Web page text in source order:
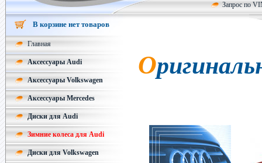
Запрос по
В корзине нет товаров
Главная
Аксессуары Audi
Аксессуары Volkswagen
Аксессуары Mercedes
Диски для Audi
Зимние колеса для Audi
Диски для Volkswagen
Оригинальные запчасти и аксессуары